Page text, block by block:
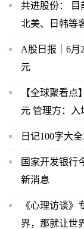
共进股份： 目
北美、日韩等
A股日报｜6月
元
【全球聚看
元 管理方：入
日记100字大
国家开发银行
新消息
《心理访谈
界，那就让世